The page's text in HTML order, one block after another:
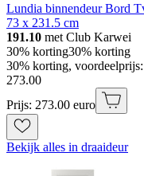
Lundia binnendeur Bord
73 x 231.5 cm
191.10 met Club Karwei
30% korting30% korting
30% korting,
273.00
Prijs: 273.00 euro
Bekijk alles in draaideur